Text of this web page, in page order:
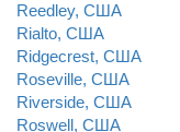
Reedley, США
Rialto, США
Ridgecrest, США
Roseville, США
Riverside, США
Roswell, США